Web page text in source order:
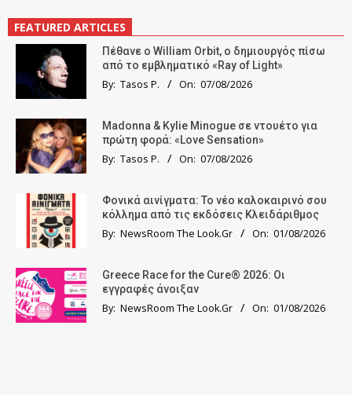
FEATURED ARTICLES
Πέθανε ο William Orbit, ο δημιουργός πίσω
από το εμβληματικό «Ray of Light»
By: Tasos P. On: 07/08/2026
Madonna & Kylie Minogue σε ντουέτο για
πρώτη φορά: «Love Sensation»
By: Tasos P. On: 07/08/2026
Φονικά αινίγματα: Το νέο καλοκαιρινό σου
κόλλημα από τις εκδόσεις Κλειδάριθμος
By: NewsRoom The Look.Gr On: 01/08/2026
Greece Race for the Cure® 2026: Οι
εγγραφές άνοιξαν
By: NewsRoom The Look.Gr On: 01/08/2026